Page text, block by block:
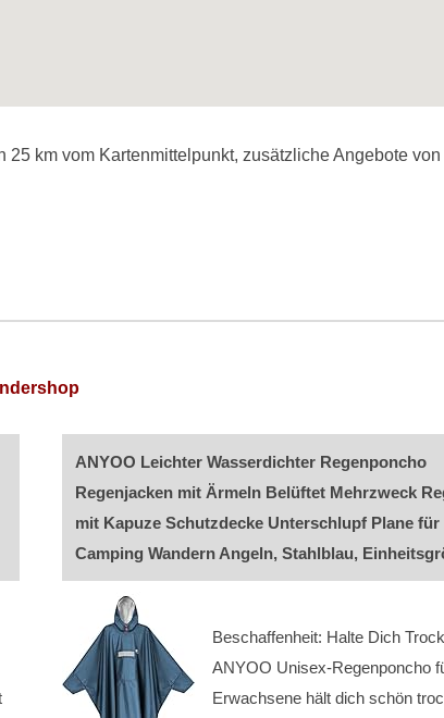
km vom Kartenmittelpunkt, zusätzliche Angebote
ANYOO Leichter Wasserdichter Regenponcho
Regenjacken mit Ärmeln Belüftet Mehrzweck
mit Kapuze Schutzdecke Unterschlupf Plane für
Camping Wandern Angeln, Stahlblau,
Beschaffenheit: Halte Dich
ANYOO Unisex-Regenponcho
Erwachsene hält dich schön